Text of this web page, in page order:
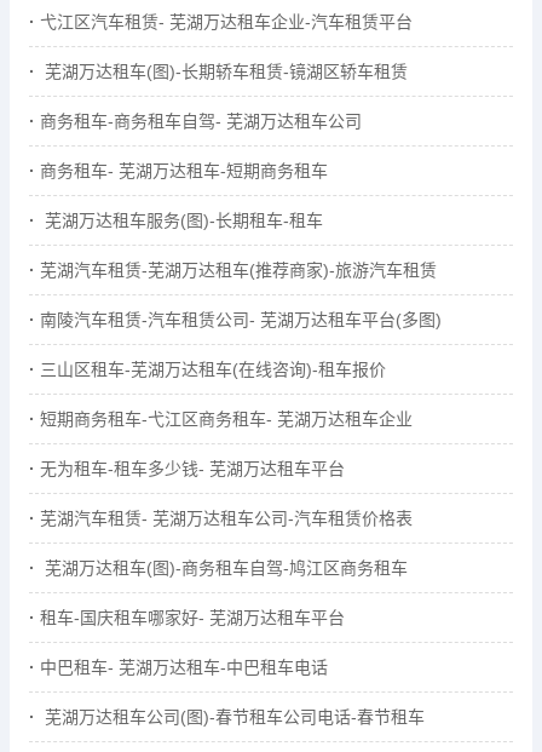
弋江区汽车租赁- 芜湖万达租车企业-汽车租赁平台
芜湖万达租车(图)-长期轿车租赁-镜湖区轿车租赁
商务租车-商务租车自驾- 芜湖万达租车公司
商务租车- 芜湖万达租车-短期商务租车
芜湖万达租车服务(图)-长期租车-租车
芜湖汽车租赁-芜湖万达租车(推荐商家)-旅游汽车租赁
南陵汽车租赁-汽车租赁公司- 芜湖万达租车平台(多图)
三山区租车-芜湖万达租车(在线咨询)-租车报价
短期商务租车-弋江区商务租车- 芜湖万达租车企业
无为租车-租车多少钱- 芜湖万达租车平台
芜湖汽车租赁- 芜湖万达租车公司-汽车租赁价格表
芜湖万达租车(图)-商务租车自驾-鸠江区商务租车
租车-国庆租车哪家好- 芜湖万达租车平台
中巴租车- 芜湖万达租车-中巴租车电话
芜湖万达租车公司(图)-春节租车公司电话-春节租车